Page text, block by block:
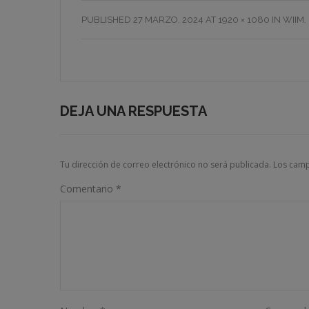
PUBLISHED 27 MARZO, 2024 AT 1920 × 1080 IN WIIM.
DEJA UNA RESPUESTA
Tu dirección de correo electrónico no será publicada. Los
Comentario *